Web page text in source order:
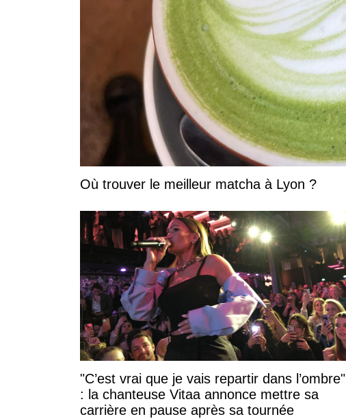
Où trouver le meilleur matcha à Lyon ?
"C’est vrai que je vais repartir dans l’ombre"
: la chanteuse Vitaa annonce mettre sa
carrière en pause après sa tournée